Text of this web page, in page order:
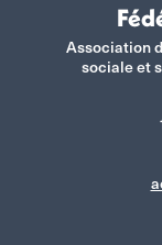
Association
sociale et